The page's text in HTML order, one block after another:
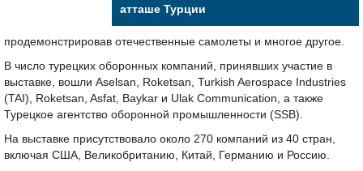
атташе Турции
продемонстрировав отечественные самолеты и многое другое.
В число турецких оборонных компаний, принявших участие в
выставке, вошли Aselsan, Roketsan, Turkish Aerospace Industries
(TAI), Roketsan, Asfat, Baykar и Ulak Communication, а также
Турецкое агентство оборонной промышленности (SSB).
На выставке присутствовало около 270 компаний из 40 стран,
включая США, Великобританию, Китай, Германию и Россию.